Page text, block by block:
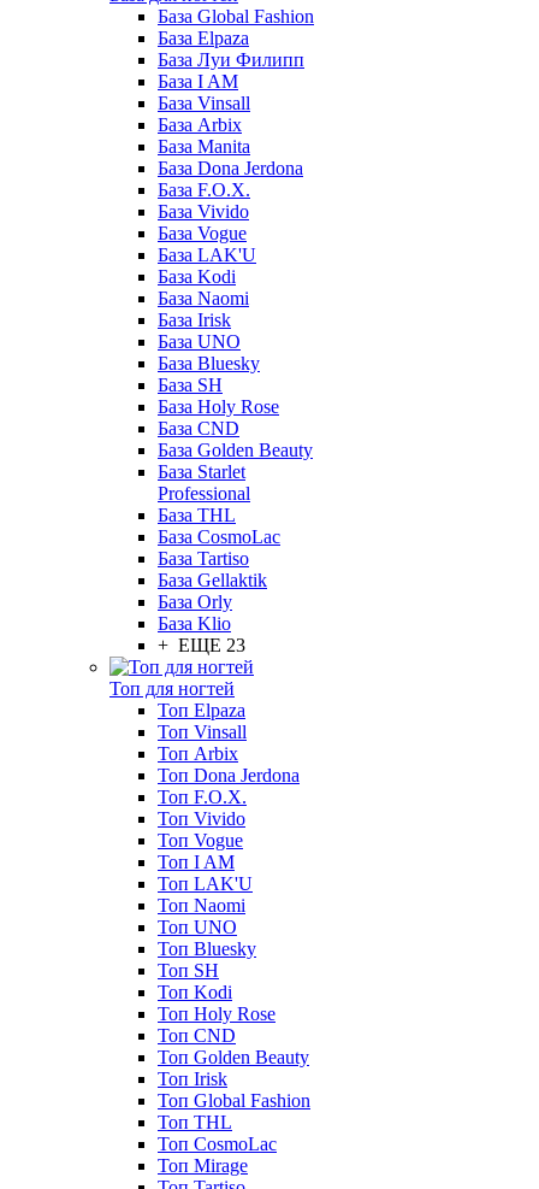
База Global Fashion
База Elpaza
База Луи Филипп
База I AM
База Vinsall
База Arbix
База Manita
База Dona Jerdona
База F.O.X.
База Vivido
База Vogue
База LAK'U
База Kodi
База Naomi
База Irisk
База UNO
База Bluesky
База SH
База Holy Rose
База CND
База Golden Beauty
База Starlet
Professional
База THL
База CosmoLac
База Tartiso
База Gellaktik
База Orly
База Klio
+ ЕЩЕ 23
Топ для ногтей
Топ Elpaza
Топ Vinsall
Топ Arbix
Топ Dona Jerdona
Топ F.O.X.
Топ Vivido
Топ Vogue
Топ I AM
Топ LAK'U
Топ Naomi
Топ UNO
Топ Bluesky
Топ SH
Топ Kodi
Топ Holy Rose
Топ CND
Топ Golden Beauty
Топ Irisk
Топ Global Fashion
Топ THL
Топ CosmoLac
Топ Mirage